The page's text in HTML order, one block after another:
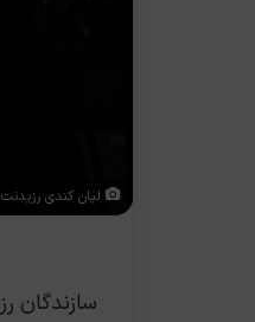
لیان کندی